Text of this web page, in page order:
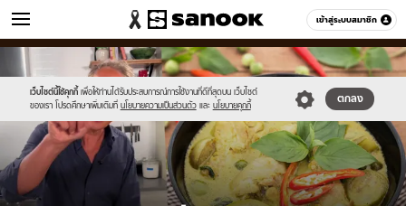
เข้าสู่ระบบสมาชิก
ข่าว หมวดอื่นๆ
เว็บไซต์นี้ใช้คุกกี้ เพื่อให้ท่านได้รับประสบการณ์การใช้งานที่ดีที่สุดบน เว็บไซต์
ของเรา โปรดศึกษาเพิ่มเติมที่ นโยบายความเป็นส่วนตัว และ นโยบายคุกกี้
ตกลง
Sanook
//s.isanook.com/sr/0/images/logo-
new-
sanook.png
600
60
//s.isanook.com/ns/0/ud/1943/9716170/newnew-
thumbnail1200x720(5).jpg